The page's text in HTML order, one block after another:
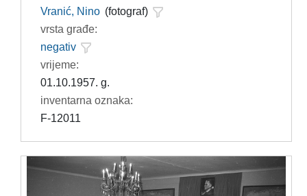
Vranić, Nino (fotograf)
vrsta građe:
negativ
vrijeme:
01.10.1957. g.
inventarna oznaka:
F-12011